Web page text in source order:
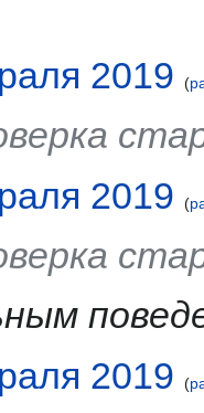
2019
2019
2019